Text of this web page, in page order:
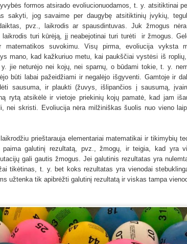
formos atsirado evoliucionuodamos, t. y. atsitiktinai
sakyti, jog savaime per daugybę atsitiktinių įvykių,
pvz., laikrodis ar spausdintuvas. Juk žmogus
laikrodis turi kūrėją, jį neabejotinai turi turėti ir žmogus.
matematikos suvokimu. Visų pirma, evoliucija vyksta
mano, kad kažkuriuo metu, kai paukščiai vystėsi iš
jie neturėjo nei kojų, nei sparnų, o būdami tokie, t. y.
būti labai pažeidžiami ir negalėjo išgyventi. Gamtoje ir
sausuma, ir plaukti (žuvys, išlipančios į sausumą,
rytą atsikėlė ir vietoje priekinių kojų pamatė, kad jam
nei skristi. Evoliucija nėra milžiniškas šuolis nuo vieno
prieštarauja elementariai matematikai ir tikimybių
paima galutinį rezultatą, pvz., žmogų, ir teigia, kad yra
gali gautis žmogus. Jei galutinis rezultatas yra
tikėtinas, t. y. bet koks rezultatas yra vienodai
užtenka tik apibrėžti galutinį rezultatą ir viskas tampa